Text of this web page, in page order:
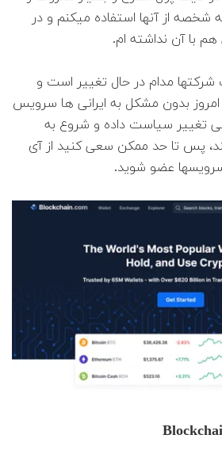
شخصه از آنها استفاده میکنم و در
با آن نداشته ام.
شرکتها مدام در حال تغییر است و
بدون مشکل به ایرانی ها سرویس
تغییر سیاست داده و شروع به
پس تا حد ممکن سعی کنید از آی
سرویسها عضو شوید.